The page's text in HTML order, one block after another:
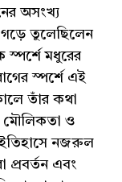
অসংখ্য
গড়ে তুলেছিলেন
মধুরের
স্পর্শে এই
তাঁর কথা
মৌলিকতা ও
ইতিহাসে নজরুল
প্রবর্তন এবং